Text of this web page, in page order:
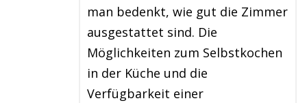
man bedenkt, wie gut die Zimmer
ausgestattet sind. Die
Möglichkeiten zum Selbstkochen
in der Küche und die
Verfügbarkeit einer